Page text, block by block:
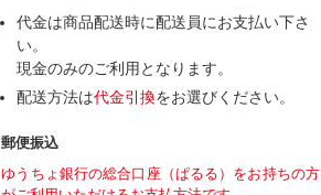
代金は商品配送時に配送員にお支払い下さ
い。
現金のみのご利用となります。
配送方法は代金引換をお選びください。
郵便振込
ゆうちょ銀行の総合口座（ぱるる）をお持ちの方